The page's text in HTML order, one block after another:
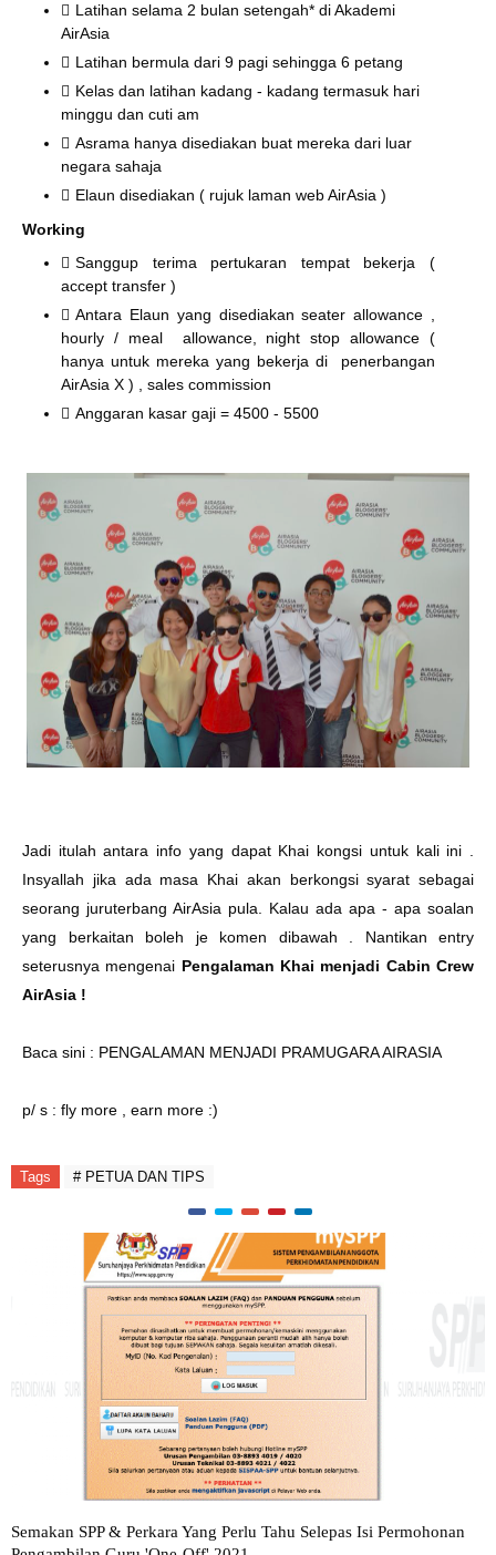
Latihan selama 2 bulan setengah* di Akademi
AirAsia
Latihan bermula dari 9 pagi sehingga 6 petang
Kelas dan latihan kadang - kadang termasuk hari
minggu dan cuti am
Asrama hanya disediakan buat mereka dari luar
negara sahaja
Elaun disediakan ( rujuk laman web AirAsia )
Working
Sanggup terima pertukaran tempat bekerja (
accept transfer )
Antara Elaun yang disediakan seater allowance ,
hourly / meal allowance, night stop allowance (
hanya untuk mereka yang bekerja di penerbangan
AirAsia X ) , sales commission
Anggaran kasar gaji = 4500 - 5500
Jadi itulah antara info yang dapat Khai kongsi untuk kali ini .
Insyallah jika ada masa Khai akan berkongsi syarat sebagai
seorang juruterbang AirAsia pula. Kalau ada apa - apa soalan
yang berkaitan boleh je komen dibawah . Nantikan entry
seterusnya mengenai Pengalaman Khai menjadi Cabin Crew
AirAsia !
Baca sini : PENGALAMAN MENJADI PRAMUGARA AIRASIA
p/ s : fly more , earn more :)
Tags # PETUA DAN TIPS
Semakan SPP & Perkara Yang Perlu Tahu Selepas Isi Permohonan